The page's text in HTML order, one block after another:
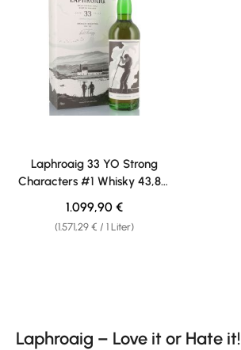
Laphroaig 33 YO Strong
Characters #1 Whisky 43,8%
vol. 0,70l
(1.571,29 € / 1 Liter)
Regulärer Preis:
1.099,90 €
Laphroaig – Love it or Hate it!